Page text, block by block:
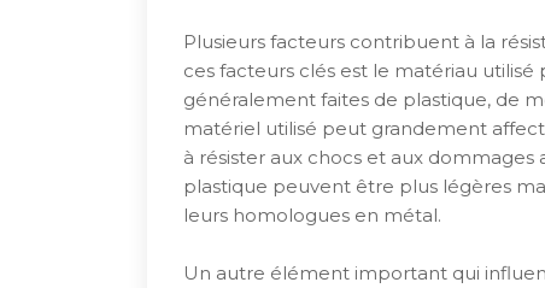
Plusieurs facteurs contribuent à la
ces facteurs clés est le matériau utilisé
généralement faites de plastique, de
matériel utilisé peut grandement
à résister aux chocs et aux
plastique peuvent être plus légères
leurs homologues en métal.
Un autre élément important qui